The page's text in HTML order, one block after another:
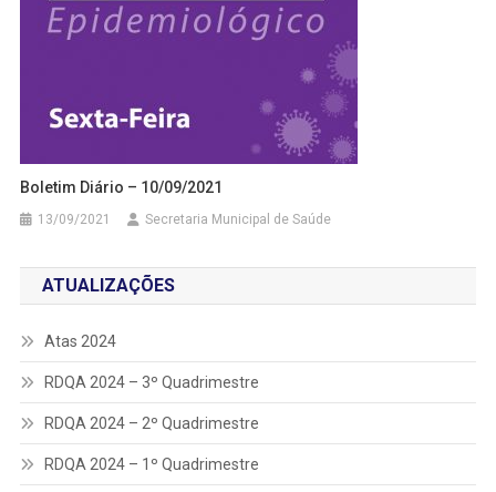
Boletim Diário – 10/09/2021
13/09/2021 Secretaria Municipal de Saúde
ATUALIZAÇÕES
Atas 2024
RDQA 2024 – 3º Quadrimestre
RDQA 2024 – 2º Quadrimestre
RDQA 2024 – 1º Quadrimestre